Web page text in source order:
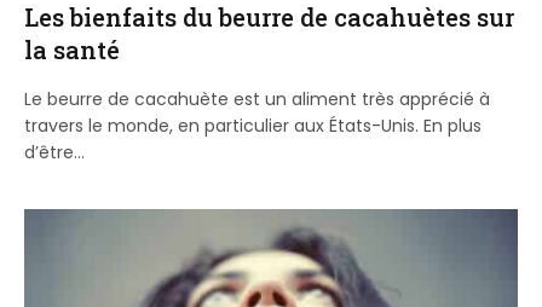
Les bienfaits du beurre de cacahuètes sur
la santé
Le beurre de cacahuète est un aliment très apprécié à
travers le monde, en particulier aux États-Unis. En plus
d’être…